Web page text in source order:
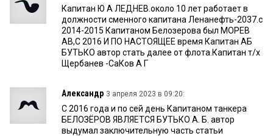
Капитан Ю А ЛЕДНЕВ.около 10 лет работает в
должности сменного капитана Ленанефть-2037.с
2014-2015 Капитаном Белозерова был МОРЕВ
АВ,С 2016 И ПО НАСТОЯЩЕЕ время Капитан АБ
БУТЬКО автор стать далее от флота.Капитан т/х
Щербанев -СаКов А Г
Александр 3 апреля 2023 в 09:20:
С 2016 года и по сей день Капитаном танкера
БЕЛОЗЁРОВ ЯВЛЯЕТСЯ БУТЬКО А. Б. автор
выдумал заключительную часть статьи